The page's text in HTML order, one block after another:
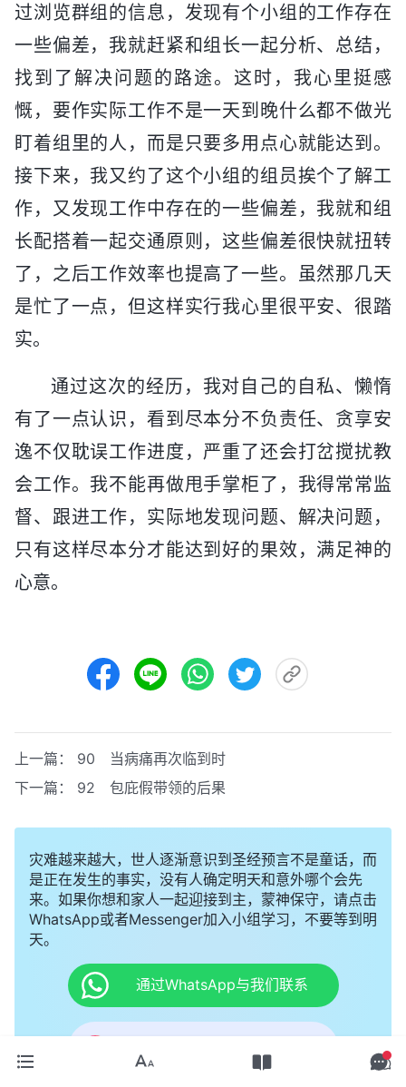
过浏览群组的信息，发现有个小组的工作存在
一些偏差，我就赶紧和组长一起分析、总结，
找到了解决问题的路途。这时，我心里挺感
慨，要作实际工作不是一天到晚什么都不做光
盯着组里的人，而是只要多用点心就能达到。
接下来，我又约了这个小组的组员挨个了解工
作，又发现工作中存在的一些偏差，我就和组
长配搭着一起交通原则，这些偏差很快就扭转
了，之后工作效率也提高了一些。虽然那几天
是忙了一点，但这样实行我心里很平安、很踏
实。
通过这次的经历，我对自己的自私、懒惰
有了一点认识，看到尽本分不负责任、贪享安
逸不仅耽误工作进度，严重了还会打岔搅扰教
会工作。我不能再做甩手掌柜了，我得常常监
督、跟进工作，实际地发现问题、解决问题，
只有这样尽本分才能达到好的果效，满足神的
心意。
上一篇： 90 当病痛再次临到时
下一篇： 92 包庇假带领的后果
灾难越来越大，世人逐渐意识到圣经预言不是童话，而
是正在发生的事实，没有人确定明天和意外哪个会先
来。如果你想和家人一起迎接到主，蒙神保守，请点击
WhatsApp或者Messenger加入小组学习，不要等到明
天。
通过WhatsApp与我们联系